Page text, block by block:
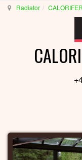
Radiator